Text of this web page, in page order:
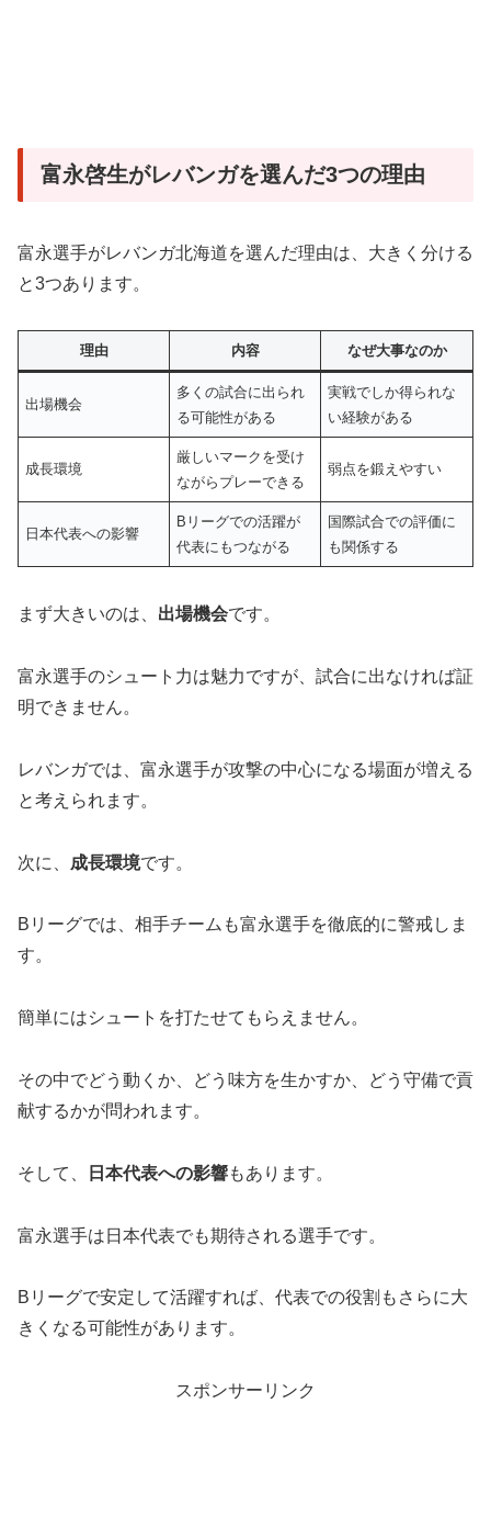
富永啓生がレバンガを選んだ3つの理由
富永選手がレバンガ北海道を選んだ理由は、大きく分ける
と3つあります。
理由 内容 なぜ大事なのか
出場機会
多くの試合に出られ
る可能性がある
実戦でしか得られな
い経験がある
成長環境
厳しいマークを受け
ながらプレーできる
弱点を鍛えやすい
日本代表への影響
Bリーグでの活躍が
代表にもつながる
国際試合での評価に
も関係する
まず大きいのは、 出場機会です。
富永選手のシュート力は魅力ですが、試合に出なければ証
明できません。
レバンガでは、富永選手が攻撃の中心になる場面が増える
と考えられます。
次に、 成長環境です。
Bリーグでは、相手チームも富永選手を徹底的に警戒しま
す。
簡単にはシュートを打たせてもらえません。
その中でどう動くか、どう味方を生かすか、どう守備で貢
献するかが問われます。
そして、 日本代表への影響もあります。
富永選手は日本代表でも期待される選手です。
Bリーグで安定して活躍すれば、代表での役割もさらに大
きくなる可能性があります。
スポンサーリンク